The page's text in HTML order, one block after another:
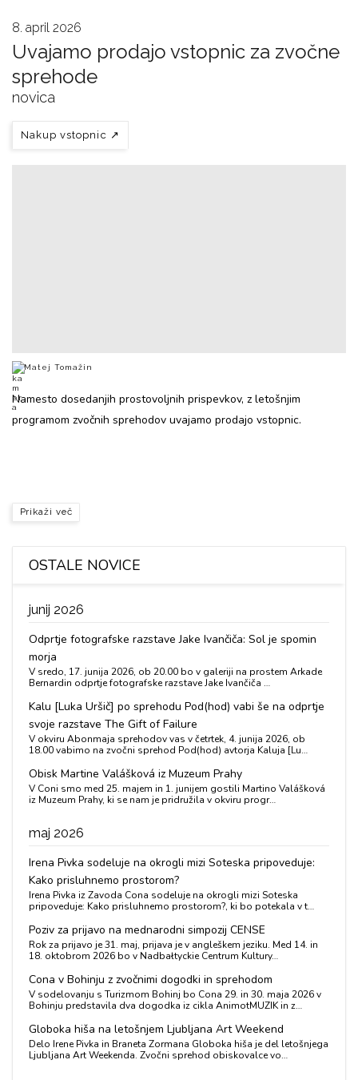
8. april 2026
Uvajamo prodajo vstopnic za zvočne
sprehode
novica
Nakup vstopnic ↗︎
Matej Tomažin
Namesto dosedanjih prostovoljnih prispevkov, z letošnjim
programom zvočnih sprehodov uvajamo prodajo vstopnic.
Prikaži več
OSTALE NOVICE
junij 2026
Odprtje fotografske razstave Jake Ivančiča: Sol je spomin
morja
V sredo, 17. junija 2026, ob 20.00 bo v galeriji na prostem Arkade
Bernardin odprtje fotografske razstave Jake Ivančiča …
Kalu [Luka Uršič] po sprehodu Pod(hod) vabi še na odprtje
svoje razstave The Gift of Failure
V okviru Abonmaja sprehodov vas v četrtek, 4. junija 2026, ob
18.00 vabimo na zvočni sprehod Pod(hod) avtorja Kaluja [Lu…
Obisk Martine Valášková iz Muzeum Prahy
V Coni smo med 25. majem in 1. junijem gostili Martino Valášková
iz Muzeum Prahy, ki se nam je pridružila v okviru progr…
maj 2026
Irena Pivka sodeluje na okrogli mizi Soteska pripoveduje:
Kako prisluhnemo prostorom?
Irena Pivka iz Zavoda Cona sodeluje na okrogli mizi Soteska
pripoveduje: Kako prisluhnemo prostorom?, ki bo potekala v t…
Poziv za prijavo na mednarodni simpozij CENSE
Rok za prijavo je 31. maj, prijava je v angleškem jeziku. Med 14. in
18. oktobrom 2026 bo v Nadbałtyckie Centrum Kultury…
Cona v Bohinju z zvočnimi dogodki in sprehodom
V sodelovanju s Turizmom Bohinj bo Cona 29. in 30. maja 2026 v
Bohinju predstavila dva dogodka iz cikla AnimotMUZIK in z…
Globoka hiša na letošnjem Ljubljana Art Weekend
Delo Irene Pivka in Braneta Zormana Globoka hiša je del letošnjega
Ljubljana Art Weekenda. Zvočni sprehod obiskovalce vo…